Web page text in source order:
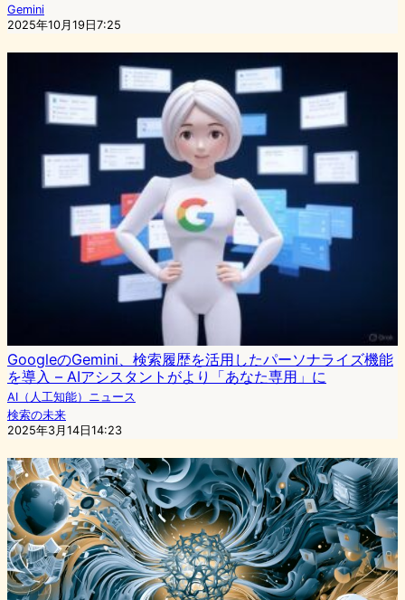
Gemini
2025年10月19日7:25
GoogleのGemini、検索履歴を活用したパーソナライズ機能
を導入 – AIアシスタントがより「あなた専用」に
AI（人工知能）ニュース
検索の未来
2025年3月14日14:23